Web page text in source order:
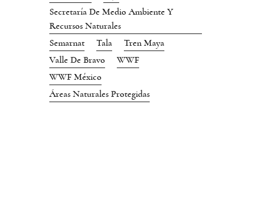
Secretaría De Medio Ambiente Y
Recursos Naturales
Semarnat
Tala
Tren Maya
Valle De Bravo
WWF
WWF México
Áreas Naturales Protegidas